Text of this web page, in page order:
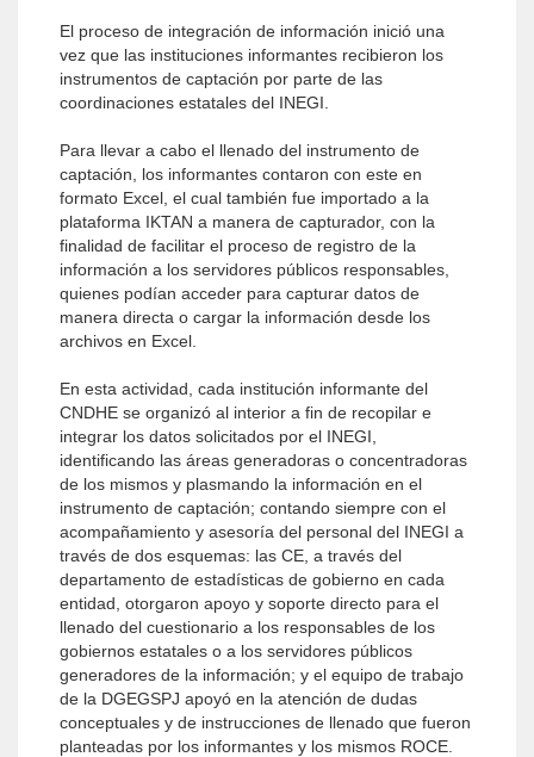
El proceso de integración de información inició una
vez que las instituciones informantes recibieron los
instrumentos de captación por parte de las
coordinaciones estatales del INEGI.
Para llevar a cabo el llenado del instrumento de
captación, los informantes contaron con este en
formato Excel, el cual también fue importado a la
plataforma IKTAN a manera de capturador, con la
finalidad de facilitar el proceso de registro de la
información a los servidores públicos responsables,
quienes podían acceder para capturar datos de
manera directa o cargar la información desde los
archivos en Excel.
En esta actividad, cada institución informante del
CNDHE se organizó al interior a fin de recopilar e
integrar los datos solicitados por el INEGI,
identificando las áreas generadoras o concentradoras
de los mismos y plasmando la información en el
instrumento de captación; contando siempre con el
acompañamiento y asesoría del personal del INEGI a
través de dos esquemas: las CE, a través del
departamento de estadísticas de gobierno en cada
entidad, otorgaron apoyo y soporte directo para el
llenado del cuestionario a los responsables de los
gobiernos estatales o a los servidores públicos
generadores de la información; y el equipo de trabajo
de la DGEGSPJ apoyó en la atención de dudas
conceptuales y de instrucciones de llenado que fueron
planteadas por los informantes y los mismos ROCE.